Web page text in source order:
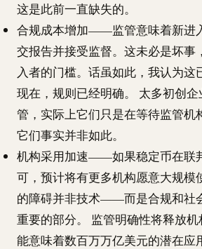
这是此前一直缺失的。
合规成本增加——监管意味着新进
交报告并接受监督。这未必是坏事
入者的门槛。话虽如此，我认为这
现在，规则已经明确。 太多初创
管，实际上它们只是在等待监管机
它们事实并非如此。
机构采用加速——如果稳定币在联
可，预计将有更多机构愿意大规模
的障碍并非技术——而是合规和社
重要的部分。 监管明确性将释放
能意味着数百万万亿美元的潜在应